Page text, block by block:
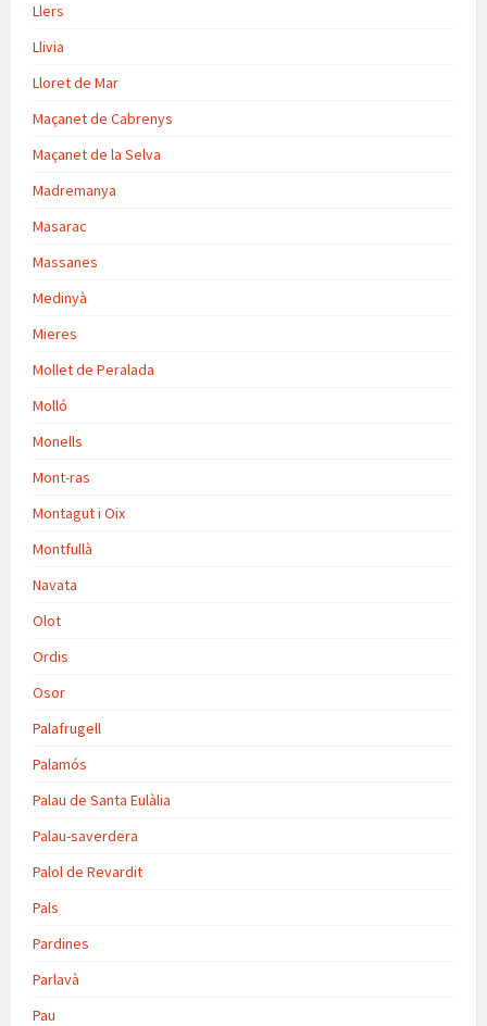
Llers
Llivia
Lloret de Mar
Maçanet de Cabrenys
Maçanet de la Selva
Madremanya
Masarac
Massanes
Medinyà
Mieres
Mollet de Peralada
Molló
Monells
Mont-ras
Montagut i Oix
Montfullà
Navata
Olot
Ordis
Osor
Palafrugell
Palamós
Palau de Santa Eulàlia
Palau-saverdera
Palol de Revardit
Pals
Pardines
Parlavà
Pau